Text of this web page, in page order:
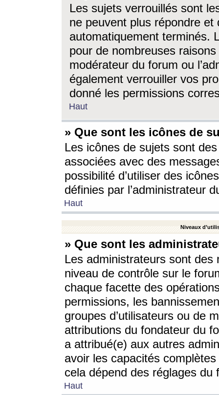
Les sujets verrouillés sont
ne peuvent plus répondre
automatiquement terminés.
pour de nombreuses
modérateur du forum ou
également verrouiller vos
donné les permissions
Haut
» Que sont les icônes de
Les icônes de sujets sont
associées avec des
possibilité d’utiliser des
définies par l’administrateur
Haut
Niveaux
» Que sont les
Les administrateurs sont
niveau de contrôle sur le
chaque facette des
permissions, les
groupes d’utilisateurs ou de
attributions du fondateur du
a attribué(e) aux autres
avoir les capacités
cela dépend des réglages du
Haut